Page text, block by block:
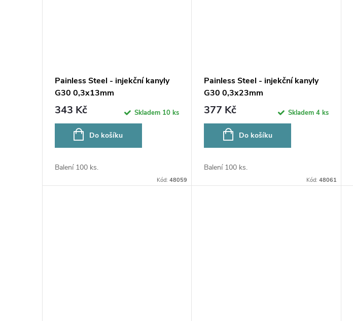
Painless Steel - injekční kanyly
G30 0,3x13mm
343 Kč Skladem 10 ks
Do košíku
Balení 100 ks.
Kód:48059
Painless Steel - injekční kanyly
G30 0,3x23mm
377 Kč Skladem 4 ks
Do košíku
Balení 100 ks.
Kód: 48061